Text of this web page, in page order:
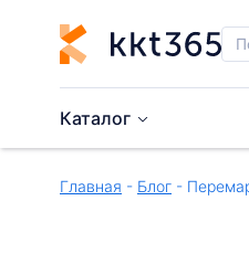
Каталог
Главная - Блог -